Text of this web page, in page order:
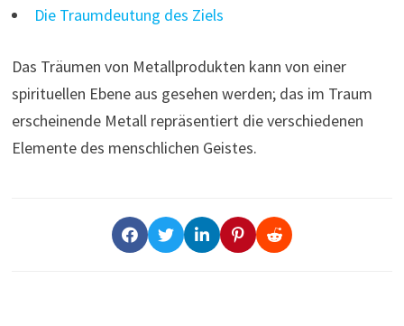
Die Traumdeutung des Ziels
Das Träumen von Metallprodukten kann von einer
spirituellen Ebene aus gesehen werden; das im Traum
erscheinende Metall repräsentiert die verschiedenen
Elemente des menschlichen Geistes.